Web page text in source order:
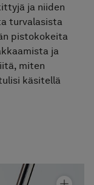
ja niiden
turvalasista
pistokokeita
ja
miten
käsitellä
Suihkuseinä Arc 2 Original
alk 910 €